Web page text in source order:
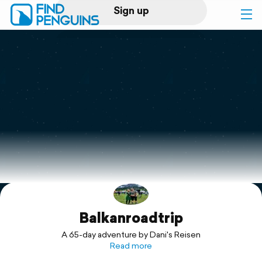
Sign up
Log in
Print a book
Flyover video
Explore
SupportBalkanroadtrip
A 65-day adventure by Dani's Reisen
Read more